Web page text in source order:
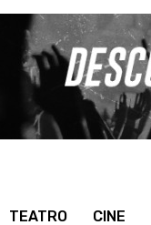
TEATRO CINE